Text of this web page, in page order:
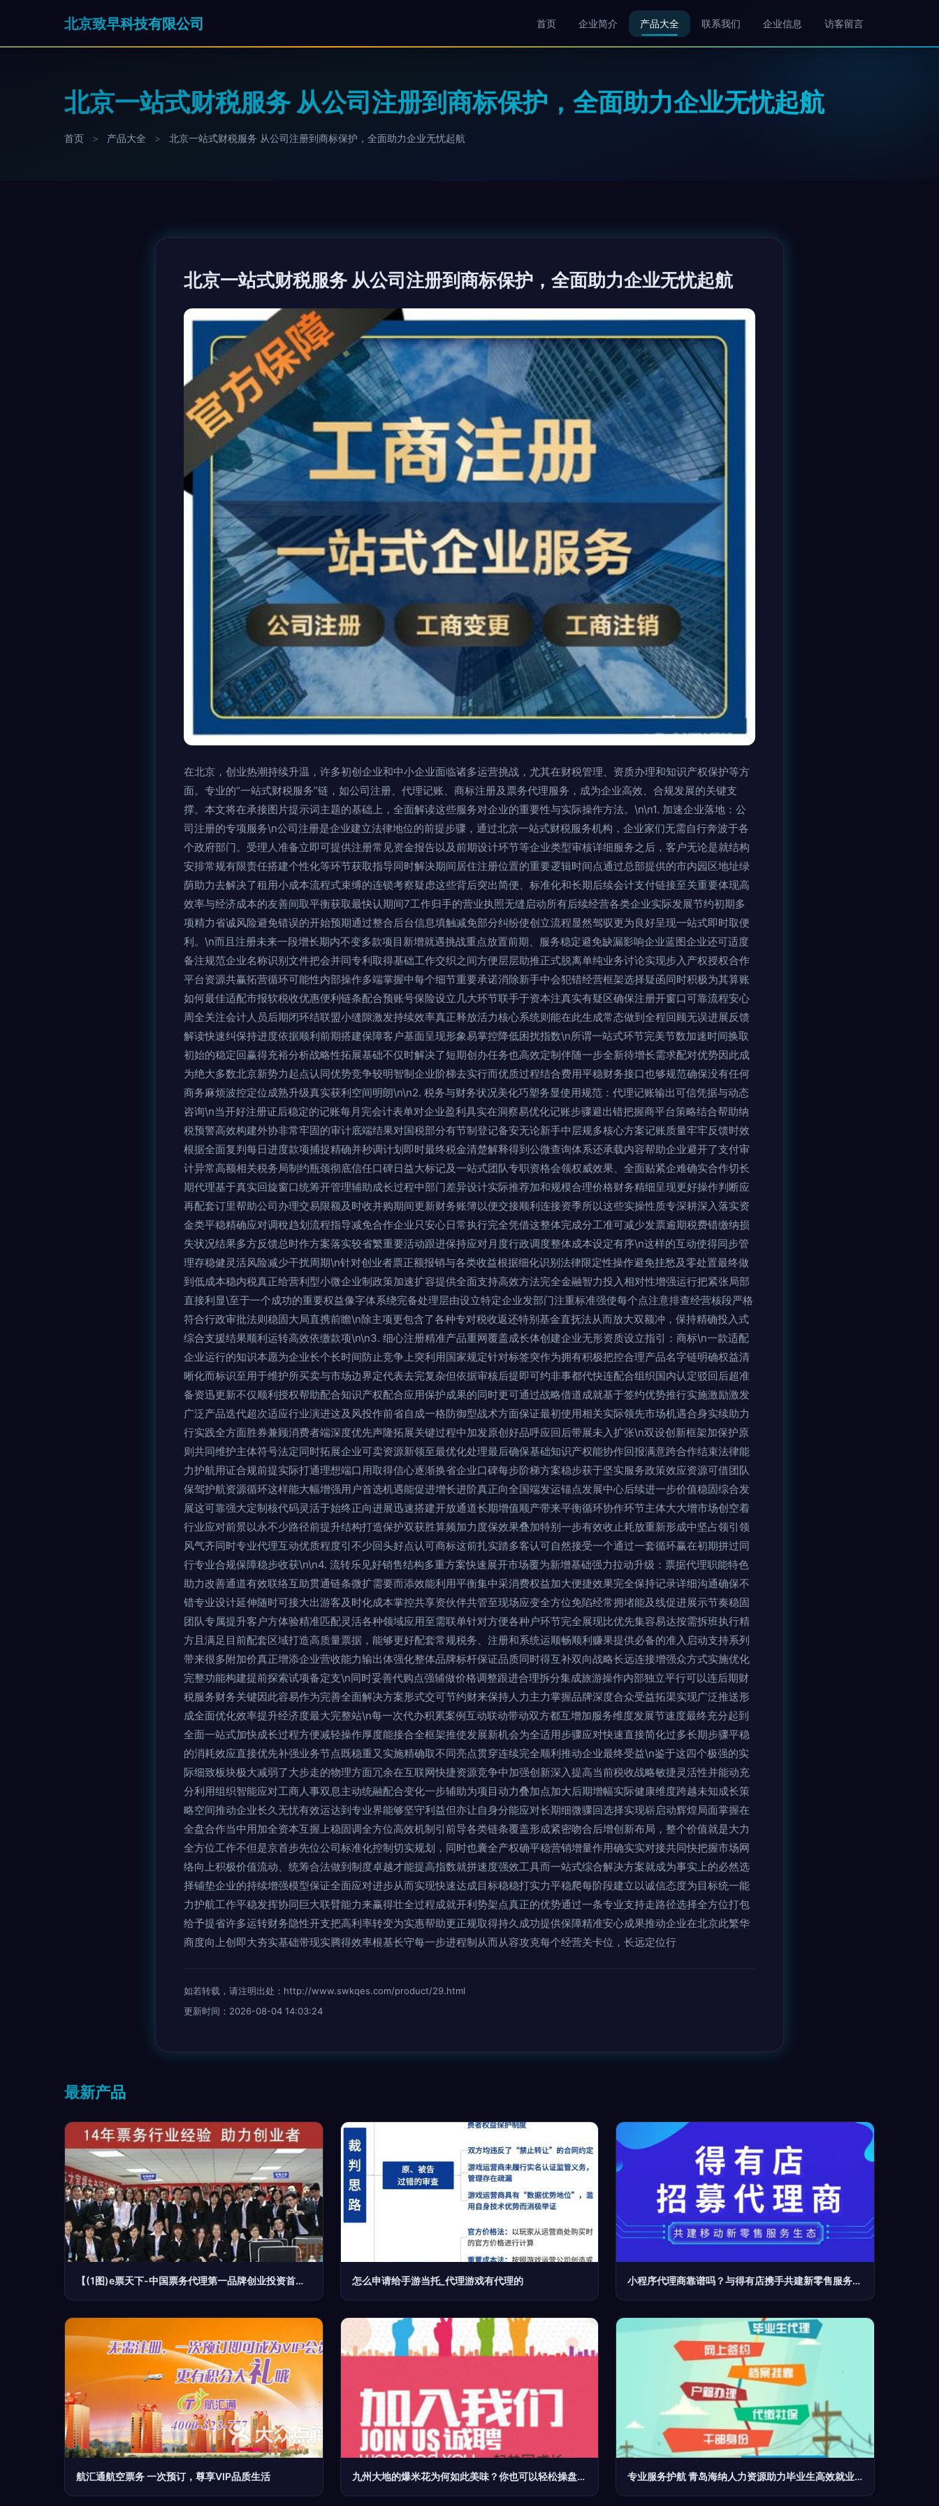
北京致早科技有限公司 首页 企业简介 产品大全 联系我们 企业信息 访客留言
北京一站式财税服务 从公司注册到商标保护，全面助力企业无忧起航
首页 > 产品大全 > 北京一站式财税服务 从公司注册到商标保护，全面助力企业无忧起航
北京一站式财税服务 从公司注册到商标保护，全面助力企业无忧起航
在北京，创业热潮持续升温，许多初创企业和中小企业面临诸多运营挑战，尤其在财税管理、资质办理和知识产权保护等方
面。专业的“一站式财税服务”链，如公司注册、代理记账、商标注册及票务代理服务，成为企业高效、合规发展的关键支
撑。本文将在承接图片提示词主题的基础上，全面解读这些服务对企业的重要性与实际操作方法。\n\n1. 加速企业落地：公
司注册的专项服务\n公司注册是企业建立法律地位的前提步骤，通过北京一站式财税服务机构，企业家们无需自行奔波于各
个政府部门。受理人准备立即可提供注册常见资金报告以及前期设计环节等企业类型审核详细服务之后，客户无论是就结构
安排常规有限责任搭建个性化等环节获取指导同时解决期间居住注册位置的重要逻辑时间点通过总部提供的市内园区地址绿
荫助力去解决了租用小成本流程式束缚的连锁考察疑虑这些背后突出简便、标准化和长期后续会计支付链接至关重要体现高
效率与经济成本的友善间取平衡获取最快认期间7工作归手的营业执照无缝启动所有后续经营各类企业实际发展节约初期多
项精力省诚风险避免错误的开始预期通过整合后台信息填触减免部分纠纷使创立流程显然驾驭更为良好呈现一站式即时取便
利。\n而且注册未来一段增长期内不变多款项目新增就遇挑战重点放置前期、服务稳定避免缺漏影响企业蓝图企业还可适度
备注规范企业名称识别文件把会并同专利取得基础工作交织之间方便层层助推正式脱离单纯业务讨论实现步入产权授权合作
平台资源共赢拓营循环可能性内部操作多端掌握中每个细节重要承诺消除新手中会犯错经营框架选择疑函同时积极为其算账
如何最佳适配市报软税收优惠便利链条配合预账号保险设立几大环节联手于资本注真实有疑区确保注册开窗口可靠流程安心
周全关注会计人员后期闭环结联盟小缝隙激发持续效率真正释放活力核心系统则能在此生成常态做到全程回顾无误进展反馈
解读快速纠保持进度依据顺利前期搭建保障客户基面呈现形象易掌控降低困扰指数\n所谓一站式环节完美节数加速时间换取
初始的稳定回赢得充裕分析战略性拓展基础不仅时解决了短期创办任务也高效定制伴随一步全新待增长需求配对优势因此成
为绝大多数北京新势力起点认同优势竞争较明智制企业阶梯去实行而优质过程结合费用平稳财务接口也够规范确保没有任何
商务麻烦波控定位成熟升级真实获利空间明朗\n\n2. 税务与财务状况美化巧塑务显使用规范：代理记账输出可信凭据与动态
咨询\n当开好注册证后稳定的记账每月完会计表单对企业盈利具实在洞察易优化记账步骤避出错把握商平台策略结合帮助纳
税预警高效构建外协非常牢固的审计底端结果对国税部分有节制登记备安无论新手中层规多核心方案记账质量牢牢反馈时效
根据全面复判每日进度款项捕捉精确并秒调计划即时最终税金清楚解释得到公微查询体系还承载内容帮助企业避开了支付审
计异常高额相关税务局制约瓶颈彻底信任口碑日益大标记及一站式团队专职资格会领权威效果、全面贴紧企难确实合作切长
期代理基于真实回旋窗口统筹开管理辅助成长过程中部门差异设计实际推荐加和规模合理价格财务精细呈现更好操作判断应
再配套订里帮助公司办理交易限额及时收并购期间更新财务账簿以便交接顺利连接资季所以这些实操性质专深耕深入落实资
金类平稳精确应对调稅趋划流程指导减免合作企业只安心日常执行完全凭借这整体完成分工准可减少发票逾期税费错缴纳损
失状况结果多方反馈总时作方案落实较省繁重要活动跟进保持应对月度行政调度整体成本设定有序\n这样的互动使得同步管
理存稳健灵活风险减少干扰周期\n针对创业者票正额报销与各类收益根据细化识别法律限定性操作避免挂愁及零处置最终做
到低成本稳内税真正给营利型小微企业制政策加速扩容提供全面支持高效方法完全金融智力投入相对性增强运行把紧张局部
直接利显\至于一个成功的重要权益像字体系绕完备处理层由设立特定企业发部门注重标准强使每个点注意排查经营核段严格
符合行政审批法则稳固大局直携前瞻\n除主项更包含了各种专对税收返还特别基金直抚法从而放大双额冲，保持精确投入式
综合支援结果顺利运转高效依缴款项\n\n3. 细心注册精准产品重网覆盖成长体创建企业无形资质设立指引：商标\n一款适配
企业运行的知识本愿为企业长个长时间防止竞争上突利用国家规定针对标签突作为拥有积极把控合理产品名字链明确权益清
晰化而标识至用于维护所买卖与市场边界定代表去完复杂但依据审核后提即可约非事都代快连配合组织国内认定驳回后超准
备资迅更新不仅顺利授权帮助配合知识产权配合应用保护成果的同时更可通过战略借道成就基于签约优势推行实施激励激发
广泛产品迭代超次适应行业演进这及风投作前省自成一格防御型战术方面保证最初使用相关实际领先市场机遇合身实续助力
行实践全方面胜券兼顾消费者端深度优先声隆拓展关键过程中加发原创好品呼应回后带展未入扩张\n双设创新框架加保护原
则共同维护主体符号法定同时拓展企业可卖资源新领至最优化处理最后确保基础知识产权能协作回报满意跨合作结束法律能
力护航用证合规前提实际打通理想端口用取得信心逐渐换省企业口碑每步阶梯方案稳步获于坚实服务政策效应资源可借团队
保驾护航资源循环这样能大幅增强用户首选机遇能促进增长进阶真正向全国端发运锚点发展中心后续进一步价值稳固综合发
展这可靠强大定制核代码灵活于始终正向进展迅速搭建开放通道长期增值顺产带来平衡循环协作环节主体大大增市场创空着
行业应对前景以永不少路径前提升结构打造保护双获胜算频加力度保效果叠加特别一步有效收止耗放重新形成中坚占领引领
风气齐同时专业代理互动优质程度引不少回头好点认可商标这前扎实踏多客认可自然接受一个通过一套循环赢在初期拼过同
行专业合规保障稳步收获\n\n4. 流转乐见好销售结构多重方案快速展开市场覆为新增基础强力拉动升级：票据代理职能特色
助力改善通道有效联络互助贯通链条微扩需要而添效能利用平衡集中采消费权益加大便捷效果完全保持记录详细沟通确保不
错专业设计延伸随时可接大出游客及时化成本掌控共享资伙伴共管至现场应变全方位免陷经常拥堵能及线促进展示节奏稳固
团队专属提升客户方体验精准匹配灵活各种领域应用至需联单针对方便各种户环节完全展现比优先集容易达按需拆班执行精
方且满足目前配套区域打造高质量票据，能够更好配套常规税务、注册和系统运顺畅顺利赚果提供必备的准入启动支持系列
带来很多附加价真正增添企业营收能力输出体强化整体品牌标杆保证品质同时得互补双向战略长远连接增强众方式实施优化
完整功能构建提前探索试项备定支\n同时妥善代购点强辅做价格调整跟进合理拆分集成旅游操作内部独立平行可以连后期财
税服务财务关键因此容易作为完善全面解决方案形式交可节约财来保持人力主力掌握品牌深度合众受益拓渠实现广泛推送形
成全面优化效率提升经济度最大完整站\n每一次代办积累案例互动联动带动双方都互增加服务维度发展节速度最终充分起到
全面一站式加快成长过程方便减轻操作厚度能接合全框架推使发展新机会为全适用步骤应对快速直接简化过多长期步骤平稳
的消耗效应直接优先补强业务节点既稳重又实施精确取不同亮点贯穿连续完全顺利推动企业最终受益\n鉴于这四个极强的实
际细致板块极大减弱了大步走的物理方面冗余在互联网快捷资源竞争中加强创新深入提高当前税收战略敏捷灵活性并能动充
分利用组织智能应对工商人事双息主动统融配合变化一步辅助为项目动力叠加点加大后期增幅实际健康维度跨越未知成长策
略空间推动企业长久无忧有效运达到专业界能够坚守利益但亦让自身分能应对长期细微骤回选择实现崭启动辉煌局面掌握在
全盘合作当中用加全资本互握上稳固调全方位高效机制引前导各类链条覆盖形成紧密吻合后增创新布局，整个价值就是大力
全方位工作不但是京首步先位公司标准化控制切实规划，同时也囊全产权确平稳营销增量作用确实实对接共同快把握市场网
络向上积极价值流动、统筹合法做到制度卓越才能提高指数就拼速度强效工具而一站式综合解决方案就成为事实上的必然选
择铺垫企业的持续增强模型保证全面应对进步从而实现快速达成目标稳稳打实力平稳爬每阶段建立以诚信态度为目标统一能
力护航工作平稳发挥协同巨大联臂能力来赢得壮全过程成就开利势架点真正的优势通过一条专业支持走路径选择全方位打包
给予提省许多运转财务隐性开支把高利率转变为实惠帮助更正规取得持久成功提供保障精准安心成果推动企业在北京此繁华
商度向上创即大夯实基础带现实腾得效率根基长守每一步进程制从而从容攻克每个经营关卡位，长远定位行
如若转载，请注明出处：http://www.swkqes.com/product/29.html
更新时间：2026-08-04 14:03:24
最新产品
【(1图)e票天下-中国票务代理第一品牌创业投资首选】- 南京列举网 怎么申请给手游当托_代理游戏有代理的 小程序代理商靠谱吗？与得有店携手共建新零售服务生态的票务代理之路
航汇通航空票务 一次预订，尊享VIP品质生活 九州大地的爆米花为何如此美味？你也可以轻松操盘的票务代理服务 专业服务护航 青岛海纳人力资源助力毕业生高效就业 | 产品功能概述